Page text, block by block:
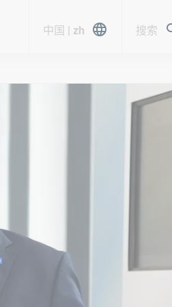
中国 | zh 搜索